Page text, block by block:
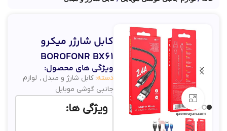
بزرگنمایی تصویر
کابل شارژر میکرو
BOROFONR BX61
ویژگی های محصول:
دسته: کابل شارژ و مبدل , لوازم
جانبی گوشی موبایل
ویژگی ها: